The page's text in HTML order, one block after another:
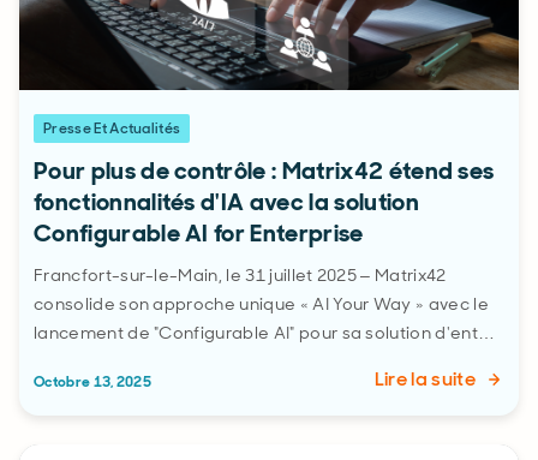
Presse Et Actualités
Pour plus de contrôle : Matrix42 étend ses
fonctionnalités d'IA avec la solution
Configurable AI for Enterprise
Francfort-sur-le-Main, le 31 juillet 2025 – Matrix42
consolide son approche unique « AI Your Way » avec le
lancement de "Configurable AI" pour sa solution d'ent…
Octobre 13, 2025 Lire la suite